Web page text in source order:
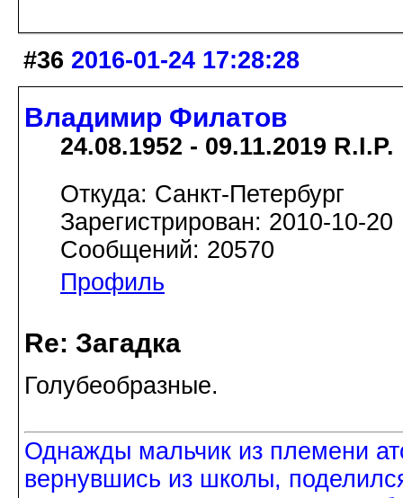
#36 2016-01-24 17:28:28
Владимир Филатов
24.08.1952 - 09.11.2019 R.I.P.
Откуда: Санкт-Петербург
Зарегистрирован: 2010-10-20
Сообщений: 20570
Профиль
Re: Загадка
Голубеобразные.
Однажды мальчик из племени
вернувшись из школы,